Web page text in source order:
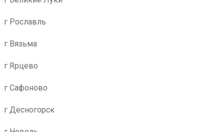
г Рославль
г Вязьма
г Ярцево
г Сафоново
г Десногорск